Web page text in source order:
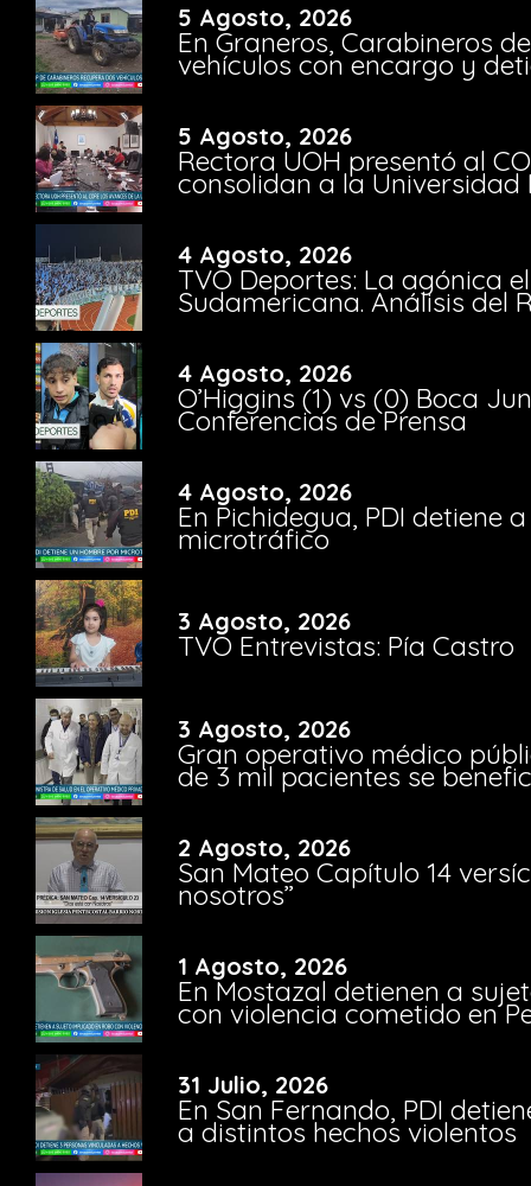
5 Agosto, 2026
En Graneros, Carabineros
vehículos con encargo y
5 Agosto, 2026
Rectora UOH presentó al
consolidan a la Universidad
4 Agosto, 2026
TVO Deportes: La agónica
Sudamericana. Análisis del
4 Agosto, 2026
O’Higgins (1) vs (0) Boca
Conferencias de Prensa
4 Agosto, 2026
En Pichidegua, PDI detiene
microtráfico
3 Agosto, 2026
TVO Entrevistas: Pía Castro
3 Agosto, 2026
Gran operativo médico
de 3 mil pacientes se
2 Agosto, 2026
San Mateo Capítulo 14
nosotros”
1 Agosto, 2026
En Mostazal detienen a
con violencia cometido en
31 Julio, 2026
En San Fernando, PDI
a distintos hechos violentos